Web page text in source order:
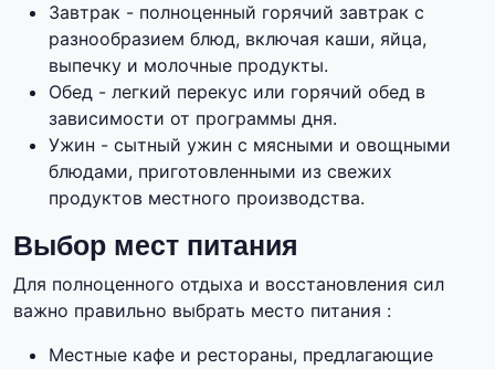
Завтрак - полноценный горячий завтрак с
разнообразием блюд, включая каши, яйца,
выпечку и молочные продукты.
Обед - легкий перекус или горячий обед в
зависимости от программы дня.
Ужин - сытный ужин с мясными и овощными
блюдами, приготовленными из свежих
продуктов местного производства.
Выбор мест питания
Для полноценного отдыха и восстановления сил
важно правильно выбрать место питания :
Местные кафе и рестораны, предлагающие